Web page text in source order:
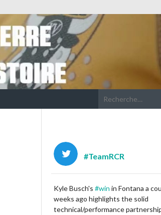
#TeamRCR
Kyle Busch's #win in Fontana a
weeks ago highlights the solid
technical/performance